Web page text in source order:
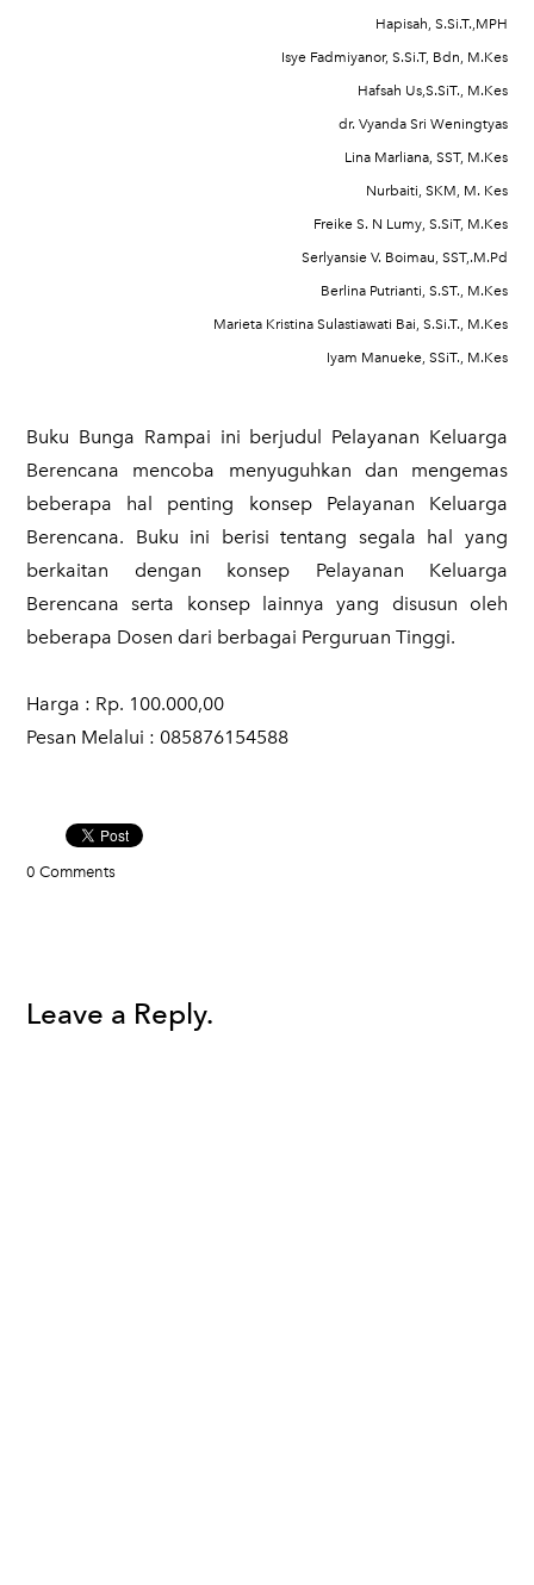
Hapisah, S.Si.T.,MPH
Isye Fadmiyanor, S.Si.T, Bdn, M.Kes
Hafsah Us,S.SiT., M.Kes
dr. Vyanda Sri Weningtyas
Lina Marliana, SST, M.Kes
Nurbaiti, SKM, M. Kes
Freike S. N Lumy, S.SiT, M.Kes
Serlyansie V. Boimau, SST,.M.Pd
Berlina Putrianti, S.ST., M.Kes
Marieta Kristina Sulastiawati Bai, S.Si.T., M.Kes
Iyam Manueke, SSiT., M.Kes
Buku Bunga Rampai ini berjudul Pelayanan Keluarga
Berencana mencoba menyuguhkan dan mengemas
beberapa hal penting konsep Pelayanan Keluarga
Berencana. Buku ini berisi tentang segala hal yang
berkaitan dengan konsep Pelayanan Keluarga
Berencana serta konsep lainnya yang disusun oleh
beberapa Dosen dari berbagai Perguruan Tinggi.
Harga : Rp. 100.000,00
​Pesan Melalui : 085876154588​
0 Comments
Leave a Reply.